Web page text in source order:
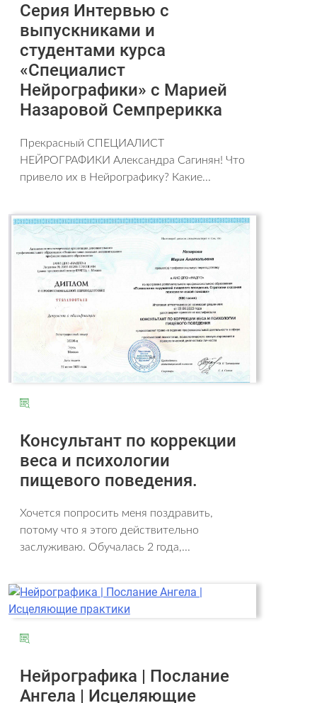
Серия Интервью с
выпускниками и
студентами курса
«Специалист
Нейрографики» с Марией
Назаровой Семпрерикка
Прекрасный СПЕЦИАЛИСТ
НЕЙРОГРАФИКИ Александра Сагинян! Что
привело их в Нейрографику? Какие...
Консультант по коррекции
веса и психологии
пищевого поведения.
Хочется попросить меня поздравить,
потому что я этого действительно
заслуживаю. Обучалась 2 года,...
Нейрографика | Послание
Ангела | Исцеляющие